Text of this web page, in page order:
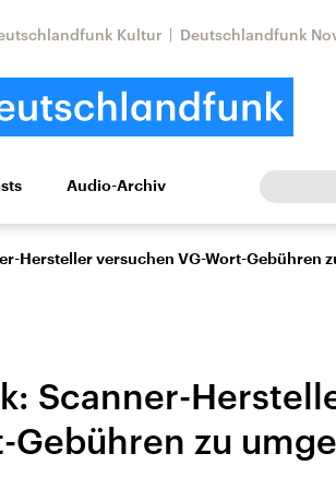
Kultur Deutschlandfunk
Kultur Europa
Iran
Audio-Archiv
Hersteller versuchen VG-Wort-Gebühren
Scanner-
Gebühren zu